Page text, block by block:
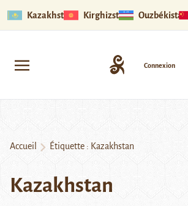
Kazakhstan Kirghizstan Ouzbékistan
Connexion
Accueil Étiquette : Kazakhstan
Kazakhstan